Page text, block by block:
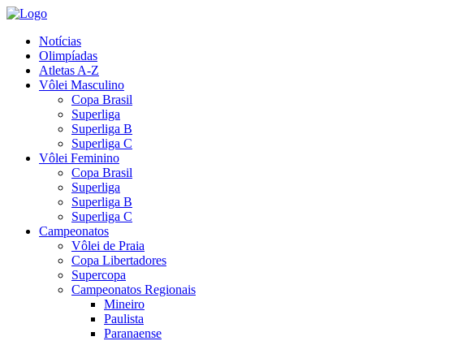
Notícias
Olimpíadas
Atletas A-Z
Vôlei Masculino
Copa Brasil
Superliga
Superliga B
Superliga C
Vôlei Feminino
Copa Brasil
Superliga
Superliga B
Superliga C
Campeonatos
Vôlei de Praia
Copa Libertadores
Supercopa
Campeonatos Regionais
Mineiro
Paulista
Paranaense